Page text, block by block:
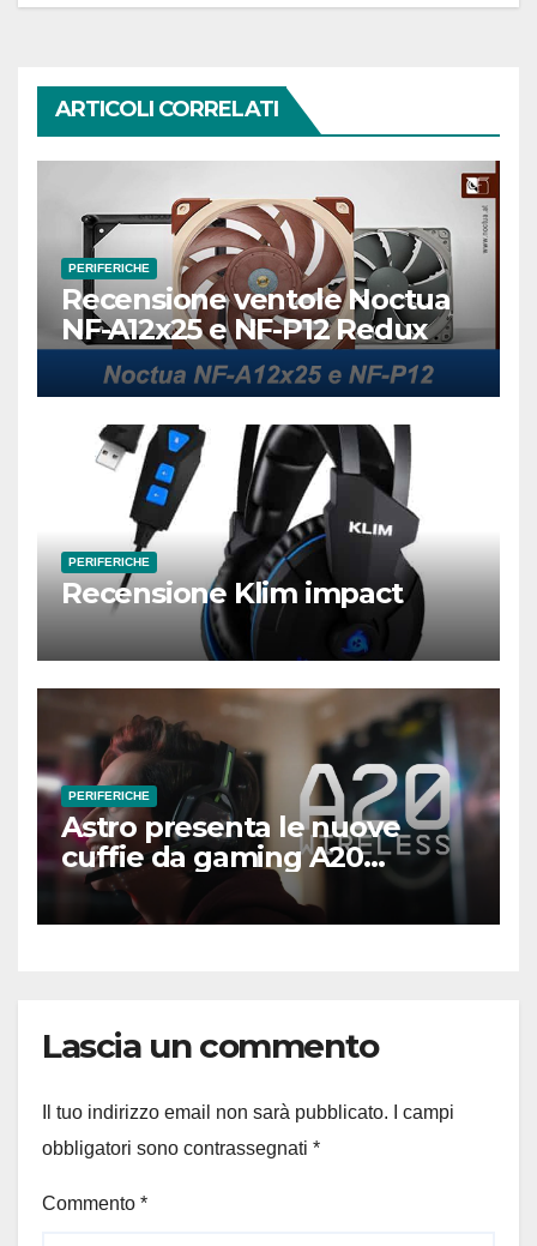
ARTICOLI CORRELATI
PERIFERICHE
Recensione ventole Noctua
NF-A12x25 e NF-P12 Redux
PERIFERICHE
Recensione Klim impact
PERIFERICHE
Astro presenta le nuove
cuffie da gaming A20
Wireless
Lascia un commento
Il tuo indirizzo email non sarà pubblicato.
I campi
obbligatori sono contrassegnati *
Commento *